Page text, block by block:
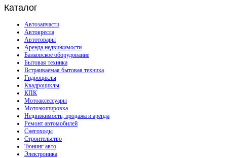
Каталог
Автозапчасти
Автокресла
Автотовары
Аренда недвижимости
Банковское оборудование
Бытовая техника
Встраиваемая бытовая техника
Гидроциклы
Квадроциклы
КПК
Мотоаксессуары
Мотоэкипировка
Недвижимость, продажа и аренда
Ремонт автомобилей
Снегоходы
Строительство
Тюнинг авто
Электроника